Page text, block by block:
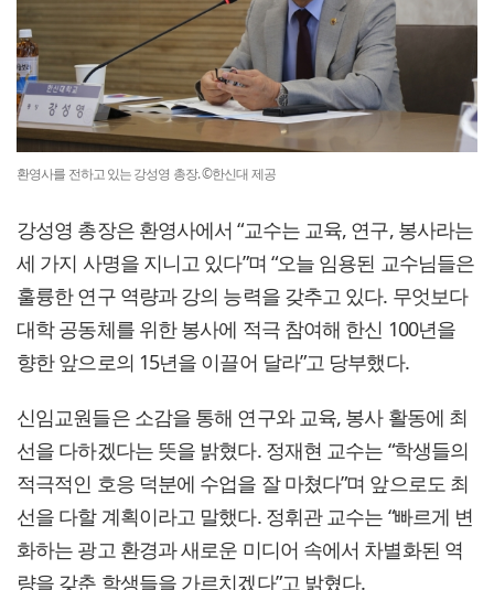
환영사를 전하고 있는 강성영 총장. ©한신대 제공
강성영 총장은 환영사에서 “교수는 교육, 연구, 봉사라는
세 가지 사명을 지니고 있다”며 “오늘 임용된 교수님들은
훌륭한 연구 역량과 강의 능력을 갖추고 있다. 무엇보다
대학 공동체를 위한 봉사에 적극 참여해 한신 100년을
향한 앞으로의 15년을 이끌어 달라”고 당부했다.
신임교원들은 소감을 통해 연구와 교육, 봉사 활동에 최
선을 다하겠다는 뜻을 밝혔다. 정재현 교수는 “학생들의
적극적인 호응 덕분에 수업을 잘 마쳤다”며 앞으로도 최
선을 다할 계획이라고 말했다. 정휘관 교수는 “빠르게 변
화하는 광고 환경과 새로운 미디어 속에서 차별화된 역
량을 갖춘 학생들을 가르치겠다”고 밝혔다.